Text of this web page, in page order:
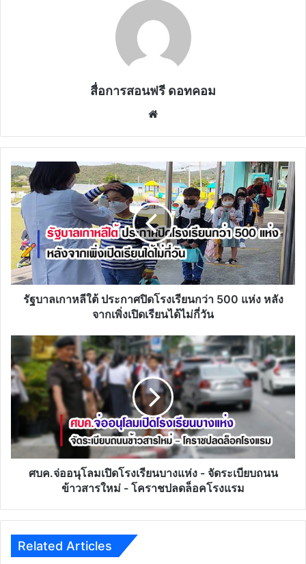
สื่อการสอนฟรี ดอทคอม
รัฐบาล
เกาหลีใต้
ประกาศ
ปิด
โรงเรียน
กว่า
500
แห่ง
หลัง
จาก
เรียน
ได้
ไม่
กี่
วัน
รัฐบาลเกาหลีใต้ ประกาศปิดโรงเรียนกว่า 500 แห่ง หลัง
จากเพิ่งเปิดเรียนได้ไม่กี่วัน
ศบค.จ่อ
อนุโลม
เปิด
โรงเรียน
บาง
แห่ง
จัด
ระเบียบ
ปลด
ล็อค
ศบค.จ่ออนุโลมเปิดโรงเรียนบางแห่ง - จัดระเบียบถนน
ข้าวสารใหม่ - โคราชปลดล็อคโรงแรม
Related Articles